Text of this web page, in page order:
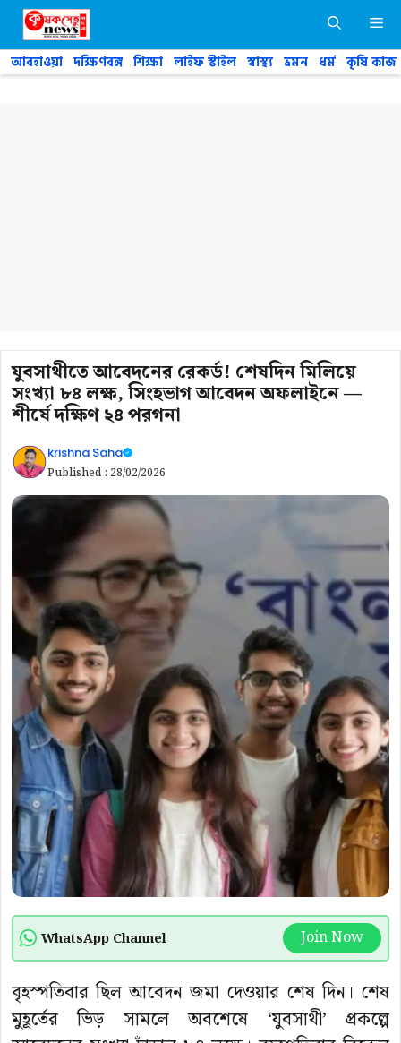
Skip
content
আবহাওয়া দক্ষিণবঙ্গ শিক্ষা লাইফ স্টাইল স্বাস্থ্য ভ্রমন ধর্ম কৃষি কাজ
যুবসাথীতে আবেদনের রেকর্ড! শেষদিন মিলিয়ে
সংখ্যা ৮৪ লক্ষ, সিংহভাগ আবেদন অফলাইনে —
শীর্ষে দক্ষিণ ২৪ পরগনা
krishna Saha
Published : 28/02/2026
WhatsApp Channel Join Now
বৃহস্পতিবার ছিল আবেদন জমা দেওয়ার শেষ দিন। শেষ
মুহূর্তের ভিড় সামলে অবশেষে ‘যুবসাথী’ প্রকল্পে